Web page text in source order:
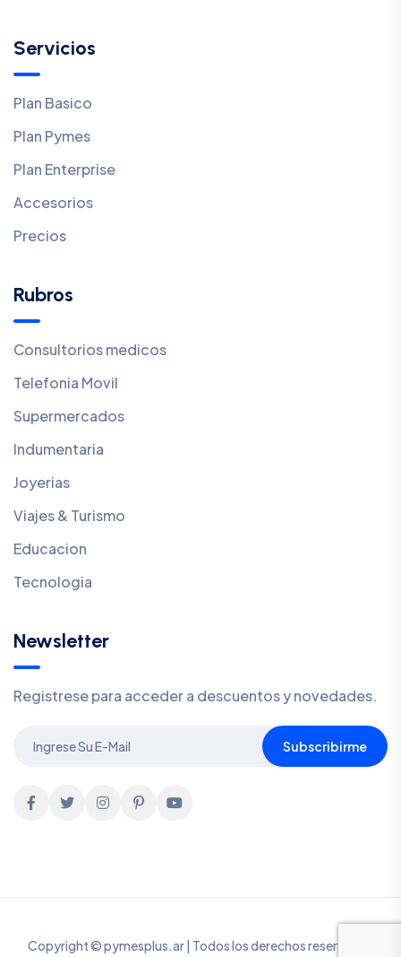
Servicios
Plan Basico
Plan Pymes
Plan Enterprise
Accesorios
Precios
Rubros
Consultorios medicos
Telefonia Movil
Supermercados
Indumentaria
Joyerias
Viajes & Turismo
Educacion
Tecnologia
Newsletter
Registrese para acceder a descuentos y novedades.
Subscribirme
Copyright © pymesplus.ar | Todos los derechos reservados